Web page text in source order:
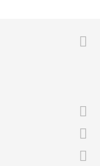



